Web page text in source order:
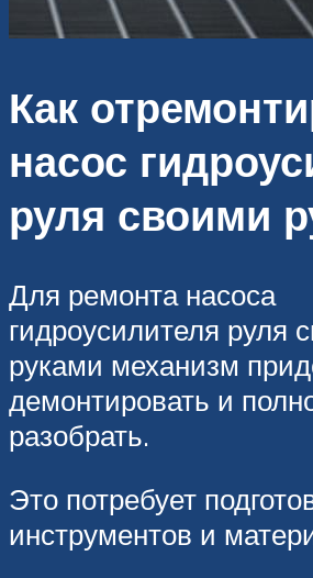
Как
насос
руля своими
Для ремонта насоса
гидроусилителя руля
руками механизм
демонтировать и
разобрать.
Это потребует
инструментов и